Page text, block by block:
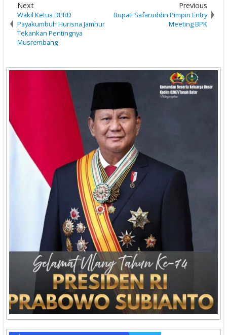
Next
Wakil Ketua DPRD
Payakumbuh Hurisna Jamhur
Tekankan Pentingnya
Musrembang
Previous
Bupati Safaruddin Pimpin Entry
Meeting BPK